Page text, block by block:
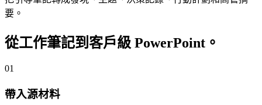
要。
從工作筆記到客戶級 PowerPoint。
01
帶入源材料